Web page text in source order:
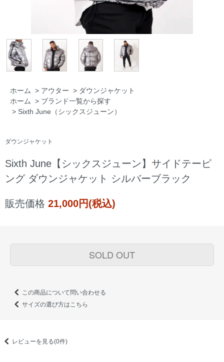
ホーム > アウター > ダウンジャケット
ホーム
> ブランド一覧から探す
> Sixth June（シックスジューン）
ダウンジャケット
Sixth June【シックスジューン】サイドテーピ
ング ダウンジャケット シルバーブラック
販売価格 21,000円(税込)
SOLD OUT
この商品について問い合わせる
サイズの選び方はこちら
レビューを見る(0件)